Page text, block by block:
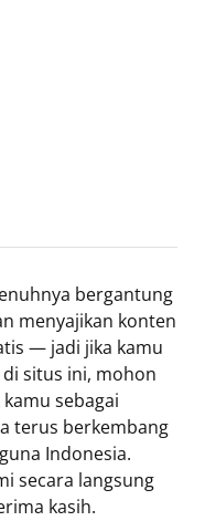
bergantung
menyajikan konten
— jadi jika kamu
situs ini, mohon
sebagai
terus berkembang
Indonesia.
secara langsung
kasih.